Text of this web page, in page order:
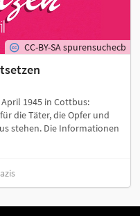
CC-BY-SA spurensuchecb
1945 in Cottbus:
die Täter, die Opfer und
stehen. Die Informationen